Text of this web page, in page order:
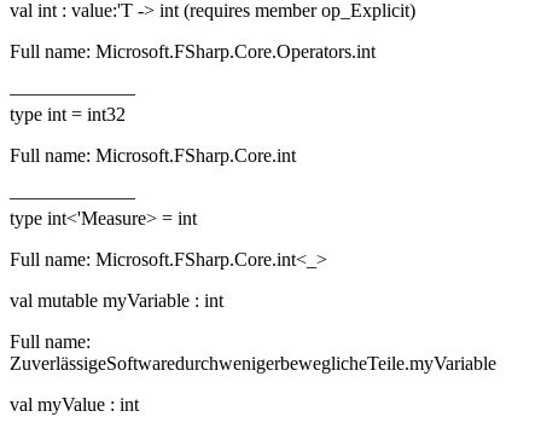
val int : value:'T -> int (requires member op_Explicit)
Full name: Microsoft.FSharp.Core.Operators.int
——————–
type int = int32
Full name: Microsoft.FSharp.Core.int
——————–
type int<'Measure> = int
Full name: Microsoft.FSharp.Core.int<_>
val mutable myVariable : int
Full name:
ZuverlässigeSoftwaredurchwenigerbeweglicheTeile.myVariable
val myValue : int